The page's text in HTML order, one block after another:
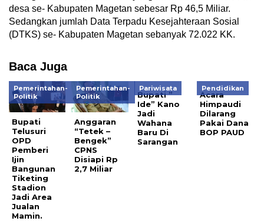
desa se- Kabupaten Magetan sebesar Rp 46,5 Miliar.
Sedangkan jumlah Data Terpadu Kesejahteraan Sosial
(DTKS) se- Kabupaten Magetan sebanyak 72.022 KK.
Baca Juga
Pemerintahan-
Politik
Bupati
Telusuri
OPD
Pemberi
Ijin
Bangunan
Tiketing
Stadion
Jadi Area
Jualan
Mamin.
Pemerintahan-
Politik
Anggaran
“Tetek –
Bengek”
CPNS
Disiapi Rp
2,7 Miliar
Pariwisata
Bupati ”
Ide” Kano
Jadi
Wahana
Baru Di
Sarangan
Pendidikan
Acara
Himpaudi
Dilarang
Pakai Dana
BOP PAUD